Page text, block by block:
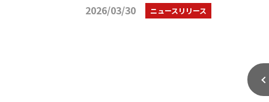
2026/03/30 ニュースリリース